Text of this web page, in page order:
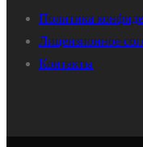
Политика
Лицензионное
Контакты